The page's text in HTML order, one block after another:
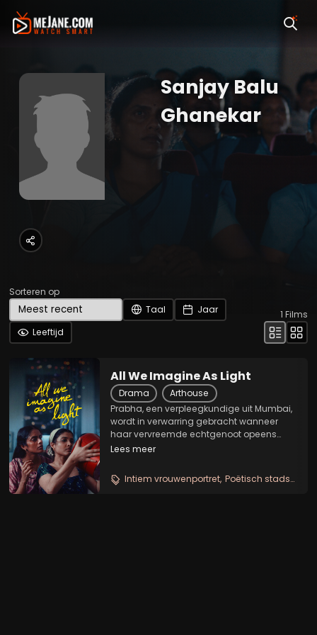
Sanjay Balu
Ghanekar
Sorteren op
Taal
Jaar
Leeftijd
1 Films
All We Imagine As Light
Drama
Arthouse
Prabha, een verpleegkundige uit Mumbai,
wordt in verwarring gebracht wanneer
haar vervreemde echtgenoot opeens
weer contact zoekt. Ondertussen zoekt
manier om de volgende stap in haar
geheime relatie te kunnen...
Lees meer
Intiem vrouwenportret Poëtisch stadsdrama